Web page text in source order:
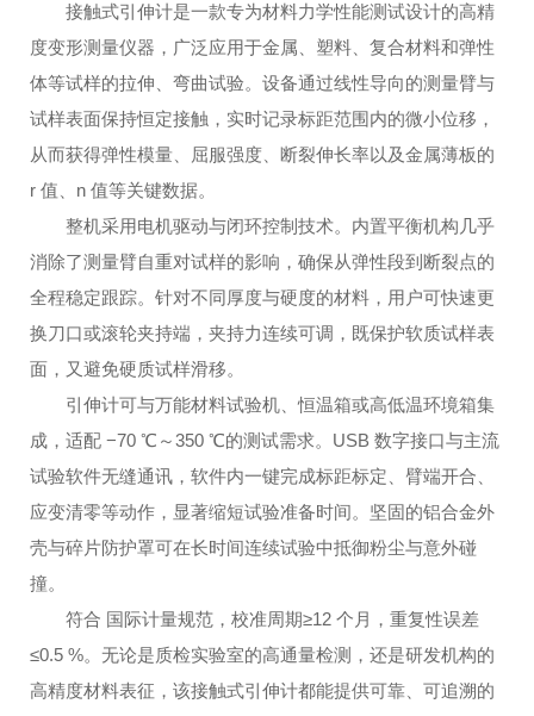
接触式引伸计是一款专为材料力学性能测试设计的高精
度变形测量仪器，广泛应用于金属、塑料、复合材料和弹性
体等试样的拉伸、弯曲试验。设备通过线性导向的测量臂与
试样表面保持恒定接触，实时记录标距范围内的微小位移，
从而获得弹性模量、屈服强度、断裂伸长率以及金属薄板的
r 值、n 值等关键数据。
整机采用电机驱动与闭环控制技术。内置平衡机构几乎
消除了测量臂自重对试样的影响，确保从弹性段到断裂点的
全程稳定跟踪。针对不同厚度与硬度的材料，用户可快速更
换刀口或滚轮夹持端，夹持力连续可调，既保护软质试样表
面，又避免硬质试样滑移。
引伸计可与万能材料试验机、恒温箱或高低温环境箱集
成，适配 −70 ℃～350 ℃的测试需求。USB 数字接口与主流
试验软件无缝通讯，软件内一键完成标距标定、臂端开合、
应变清零等动作，显著缩短试验准备时间。坚固的铝合金外
壳与碎片防护罩可在长时间连续试验中抵御粉尘与意外碰
撞。
符合 国际计量规范，校准周期≥12 个月，重复性误差
≤0.5 %。无论是质检实验室的高通量检测，还是研发机构的
高精度材料表征，该接触式引伸计都能提供可靠、可追溯的